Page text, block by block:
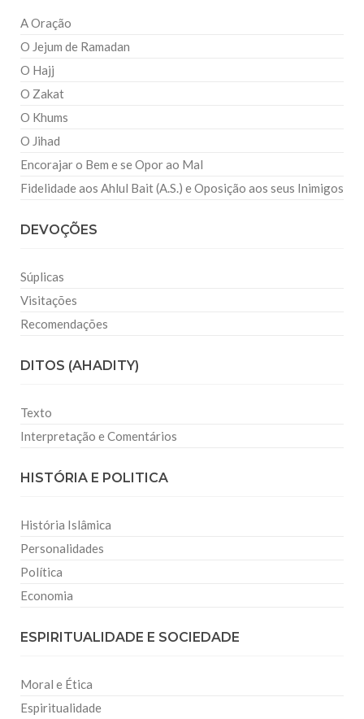
A Oração
O Jejum de Ramadan
O Hajj
O Zakat
O Khums
O Jihad
Encorajar o Bem e se Opor ao Mal
Fidelidade aos Ahlul Bait (A.S.) e Oposição aos seus Inimigos
DEVOÇÕES
Súplicas
Visitações
Recomendações
DITOS (AHADITY)
Texto
Interpretação e Comentários
HISTÓRIA E POLITICA
História Islâmica
Personalidades
Política
Economia
ESPIRITUALIDADE E SOCIEDADE
Moral e Ética
Espiritualidade